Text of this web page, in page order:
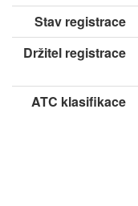
Stav registrace
Držitel registrace
ATC klasifikace